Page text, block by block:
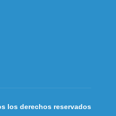
los derechos reservados